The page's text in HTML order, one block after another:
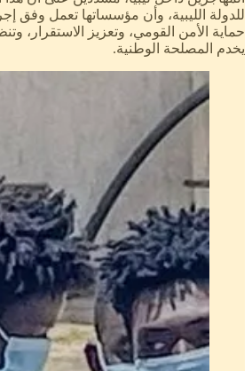
للدولة الليبية، وأن مؤسساتها تعمل وفق
حماية الأمن القومي، وتعزيز الاستقرار،
يخدم المصلحة الوطنية.